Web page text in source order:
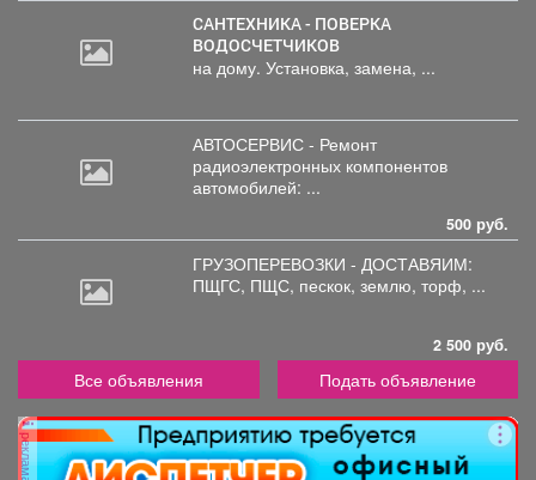
САНТЕХНИКА - ПОВЕРКА
ВОДОСЧЕТЧИКОВ
на дому. Установка, замена, ...
АВТОСЕРВИС - Ремонт
радиоэлектронных компонентов
автомобилей: ...
500 руб.
ГРУЗОПЕРЕВОЗКИ - ДОСТАВЯИМ:
ПЩГС, ПЩС, пескок, землю, торф, ...
2 500 руб.
Все объявления Подать объявление
реклама